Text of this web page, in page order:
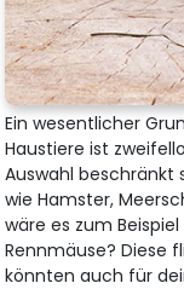
Ein wesentlicher
Haustiere ist
Auswahl
wie Hamster,
wäre es zum
Rennmäuse? Diese
könnten auch für